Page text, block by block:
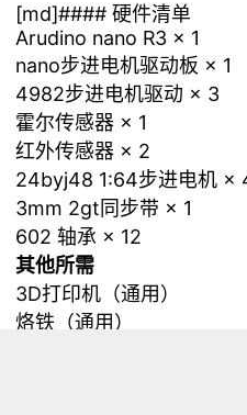
[md]#### 硬件清单
Arudino nano R3 × 1
nano步进电机驱动板 × 1
4982步进电机驱动 × 3
霍尔传感器 × 1
红外传感器 × 2
24byj48 1:64步进电机 ×
3mm 2gt同步带 × 1
602 轴承 × 12
其他所需
3D打印机（通用）
烙铁（通用）